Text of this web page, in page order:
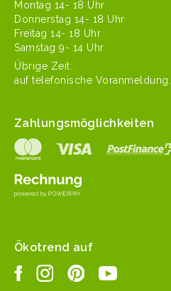
Mon­tag 14- 18 Uhr
Don­ner­stag 14- 18 Uhr
Fre­itag 14- 18 Uhr
Sam­stag 9- 14 Uhr
Übrige Zeit:
auf tele­fonis­che Voranmeldung.
Zahlungsmöglichkeiten
Ökotrend auf